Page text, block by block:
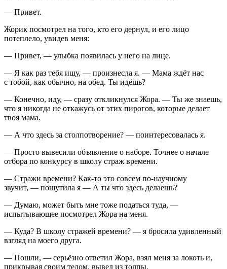
— Привет.
Жорик посмотрел на того, кто его дернул, и его лицо
потеплело, увидев меня:
— Привет, — улыбка появилась у него на лице.
— Я как раз тебя ищу, — произнесла я. — Мама ждёт нас
с тобой, как обычно, на обед. Ты идёшь?
— Конечно, иду, — сразу откликнулся Жора. — Ты же знаешь,
что я никогда не откажусь от этих пирогов, которые делает
твоя мама.
— А что здесь за столпотворение? — поинтересовалась я.
— Просто вывесили объявление о наборе. Точнее о начале
отбора по конкурсу в школу страж времени.
— Стражи времени? Как-то это совсем по-научному
звучит, — пошутила я — А ты что здесь делаешь?
— Думаю, может быть мне тоже податься туда, —
испытывающее посмотрел Жора на меня.
— Куда? В школу стражей времени? — я бросила удивленный
взгляд на моего друга.
— Пошли, — серьёзно ответил Жора, взял меня за локоть и,
прикрывая своим телом, вывел из толпы.